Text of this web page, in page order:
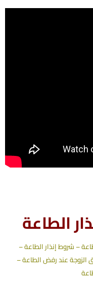
الطاعة
– شروط إنذار الطاعة –
الزوجة عند رفض الطاعة –